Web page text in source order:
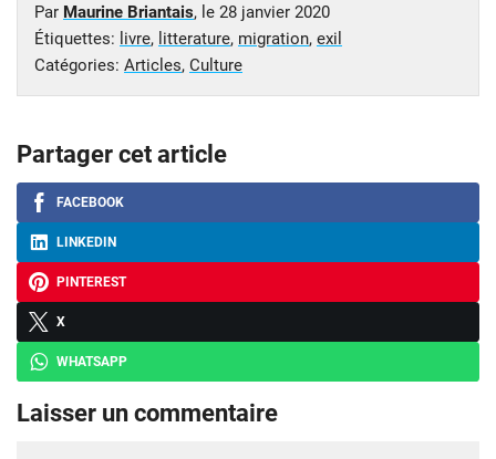
Par Maurine Briantais, le 28 janvier 2020
Étiquettes: livre, litterature, migration, exil
Catégories: Articles, Culture
Partager cet article
FACEBOOK
LINKEDIN
PINTEREST
X
WHATSAPP
Laisser un commentaire